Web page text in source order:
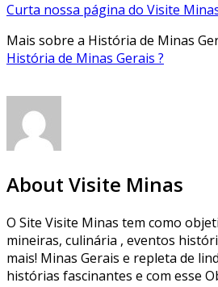
Curta nossa página do Visite
Mais sobre a História de Minas
História de Minas Gerais ?
About Visite Minas
O Site Visite Minas tem como
mineiras, culinária , eventos
mais! Minas Gerais e repleta de
histórias fascinantes e com esse